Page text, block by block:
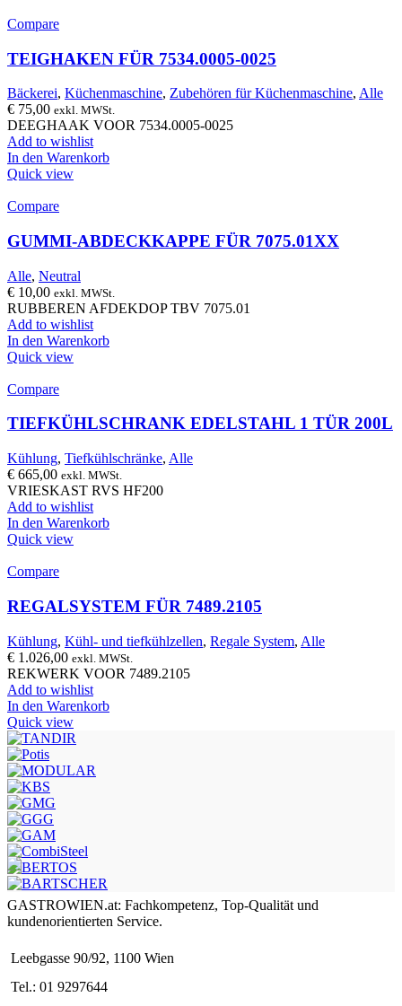
Compare
TEIGHAKEN FÜR 7534.0005-0025
Bäckerei, Küchenmaschine, Zubehören für Küchenmaschine, Alle
€ 75,00 exkl. MWSt.
DEEGHAAK VOOR 7534.0005-0025
Add to wishlist
In den Warenkorb
Quick view
Compare
GUMMI-ABDECKKAPPE FÜR 7075.01XX
Alle, Neutral
€ 10,00 exkl. MWSt.
RUBBEREN AFDEKDOP TBV 7075.01
Add to wishlist
In den Warenkorb
Quick view
Compare
TIEFKÜHLSCHRANK EDELSTAHL 1 TÜR 200L
Kühlung, Tiefkühlschränke, Alle
€ 665,00 exkl. MWSt.
VRIESKAST RVS HF200
Add to wishlist
In den Warenkorb
Quick view
Compare
REGALSYSTEM FÜR 7489.2105
Kühlung, Kühl- und tiefkühlzellen, Regale System, Alle
€ 1.026,00 exkl. MWSt.
REKWERK VOOR 7489.2105
Add to wishlist
In den Warenkorb
Quick view
GASTROWIEN.at: Fachkompetenz, Top-Qualität und
kundenorientierten Service.
Leebgasse 90/92, 1100 Wien
Tel.: 01 9297644